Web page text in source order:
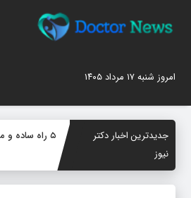
امروز شنبه ۱۷ مرداد ۱۴۰۵
جدیدترین اخبار دکتر
نیوز
۵ راه ساده و موثر برای افزایش گردش خون در بدن؛ چگونه جریان خون را بهبود دهیم؟